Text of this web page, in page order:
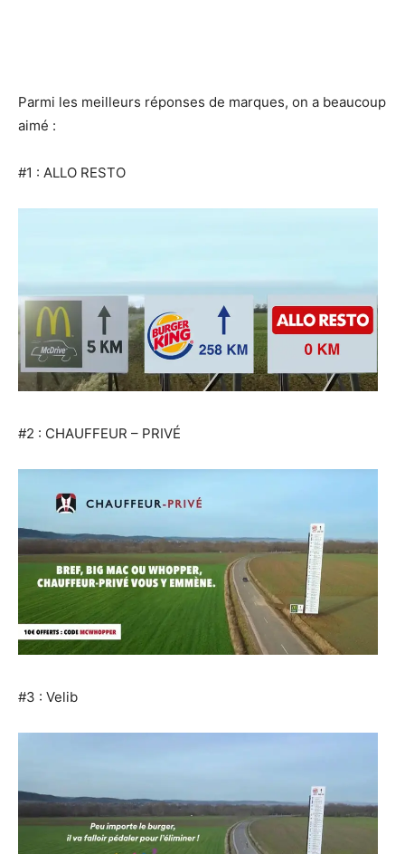
Parmi les meilleurs réponses de marques, on a beaucoup
aimé :
#1 : ALLO RESTO
#2 : CHAUFFEUR – PRIVÉ
#3 : Velib